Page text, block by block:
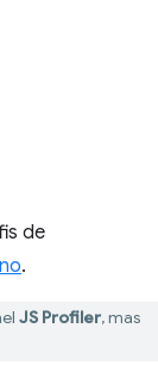
de
.
JS Profiler, mas